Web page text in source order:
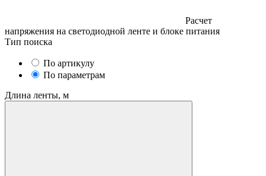
Расчет
напряжения на светодиодной ленте и блоке питания
Тип поиска
По артикулу
По параметрам
Длина ленты, м